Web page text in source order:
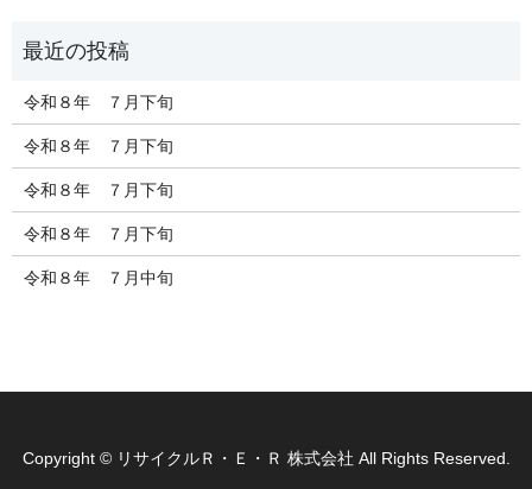
令和８年 ７月下旬
令和８年 ７月下旬
令和８年 ７月下旬
令和８年 ７月下旬
令和８年 ７月中旬
Copyright © リサイクルＲ・Ｅ・Ｒ 株式会社 All Rights Reserved.